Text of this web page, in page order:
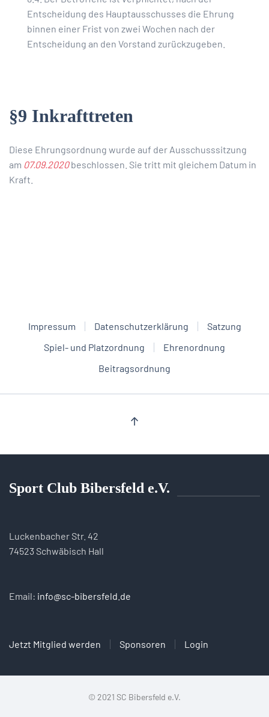
Entscheidung des Hauptausschusses die Ehrung
binnen einer Frist von zwei Wochen nach der
Entscheidung an den Vorstand zurückzugeben.
§9 Inkrafttreten
Diese Ehrungsordnung wurde auf der Ausschusssitzung
am 07.09.2020beschlossen. Sie tritt mit gleichem Datum in
Kraft.
Impressum Datenschutzerklärung
Satzung
Spiel- und Platzordnung
Ehrenordnung
Beitragsordnung
Sport Club Bibersfeld e.V.
Luckenbacher Str. 42
74523 Schwäbisch Hall
Email: info@sc-bibersfeld.de
Jetzt Mitglied werden Sponsoren Login
© 2021 SC Bibersfeld e.V.